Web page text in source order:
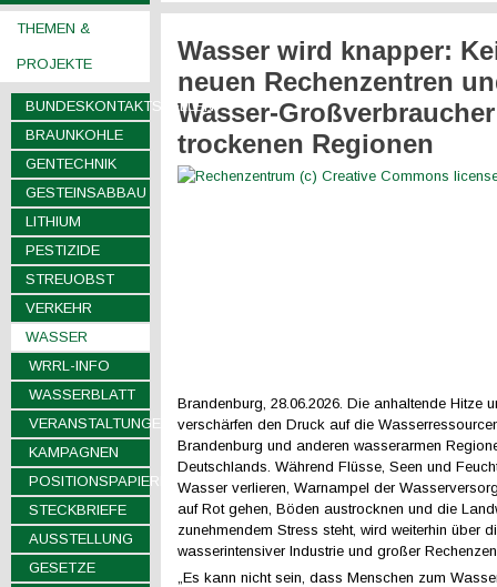
THEMEN &
PROJEKTE
BUNDESKONTAKTSTELLEN
BRAUNKOHLE
GENTECHNIK
GESTEINSABBAU
LITHIUM
PESTIZIDE
STREUOBST
VERKEHR
WASSER
WRRL-INFO
WASSERBLATT
VERANSTALTUNGEN
KAMPAGNEN
POSITIONSPAPIERE
STECKBRIEFE
AUSSTELLUNG
GESETZE
Wasser wird knapper:
neuen Rechenzentren
Wasser-
trockenen Regionen
Brandenburg, 28.06.2026. Die anhaltende Hitze
verschärfen den Druck auf die
Brandenburg und anderen wasserarmen
Deutschlands. Während Flüsse, Seen und
Wasser verlieren, Warnampel der
auf Rot gehen, Böden austrocknen und die
zunehmendem Stress steht, wird weiterhin über
wasserintensiver Industrie und großer
„Es kann nicht sein, dass Menschen zum